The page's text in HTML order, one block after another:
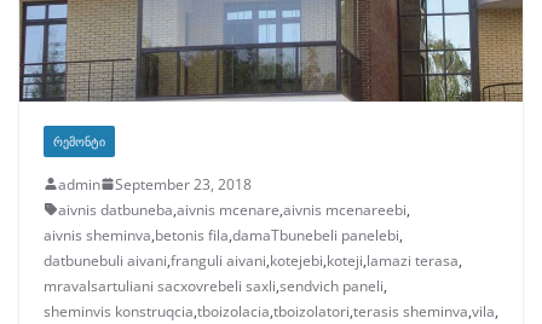
ᲠᲔᲛᲝᲜᲢᲘ
admin
September 23, 2018
aivnis datbuneba,aivnis mcenare,aivnis mcenareebi,
aivnis sheminva,betonis fila,damaTbunebeli panelebi,
datbunebuli aivani,franguli aivani,kotejebi,koteji,lamazi terasa,
mravalsartuliani sacxovrebeli saxli,sendvich paneli,
sheminvis konstruqcia,tboizolacia,tboizolatori,terasis sheminva,vila,